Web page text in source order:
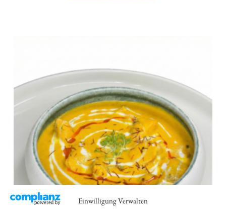
Einwilligung Verwalten